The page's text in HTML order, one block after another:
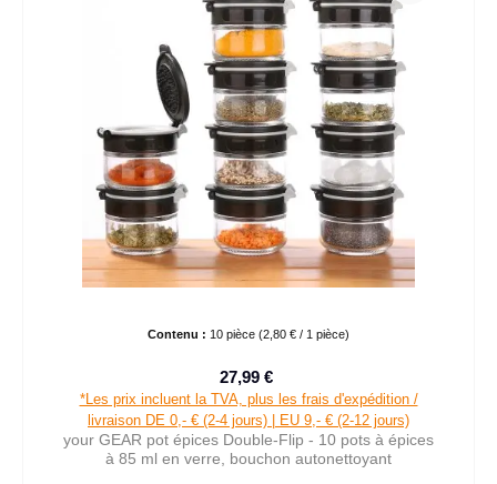
Contenu : 10 pièce (2,80 € / 1 pièce)
Prix de vente :
27,99 €
*Les prix incluent la TVA, plus les frais d'expédition /
livraison DE 0,- € (2-4 jours) | EU 9,- € (2-12 jours)
your GEAR pot épices Double-Flip - 10 pots à épices
à 85 ml en verre, bouchon autonettoyant